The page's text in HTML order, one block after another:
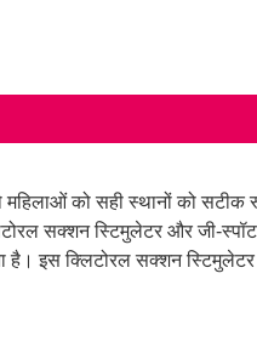
महिलाओं को सही स्थानों को
सक्शन स्टिमुलेटर और जी-
है। इस क्लिटोरल सक्शन